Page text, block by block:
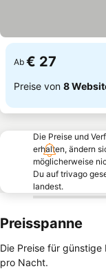
Ab € 27
Preise von 8
Die Preise und
erhalten, ändern
möglicherweise
Du auf trivago
landest.
Preisspanne
Die Preise für
pro Nacht.